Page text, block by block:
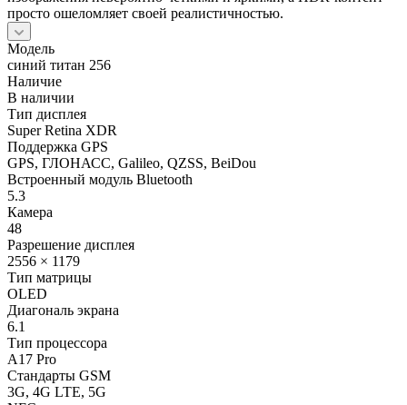
просто ошеломляет своей реалистичностью.
Модель
синий титан 256
Наличие
В наличии
Тип дисплея
Super Retina XDR
Поддержка GPS
GPS, ГЛОНАСС, Galileo, QZSS, BeiDou
Встроенный модуль Bluetooth
5.3
Камера
48
Разрешение дисплея
2556 × 1179
Тип матрицы
OLED
Диагональ экрана
6.1
Тип процессора
A17 Pro
Стандарты GSM
3G, 4G LTE, 5G